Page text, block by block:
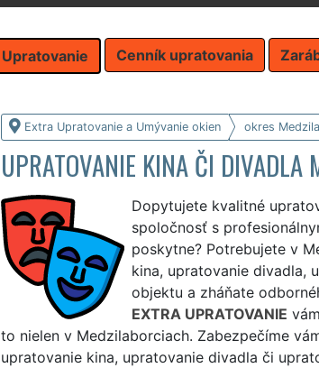
Upratovanie Cenník upratovania
Extra Upratovanie a Umývanie okien okres
UPRATOVANIE KINA ČI DIVADLA
Dopytujete kvalitné
spoločnosť s
poskytne? Potrebujete v
kina, upratovanie divadla,
objektu a zháňate
EXTRA UPRATOVANIE
to nielen v Medzilaborciach. Zabezpečíme
upratovanie kina, upratovanie divadla či